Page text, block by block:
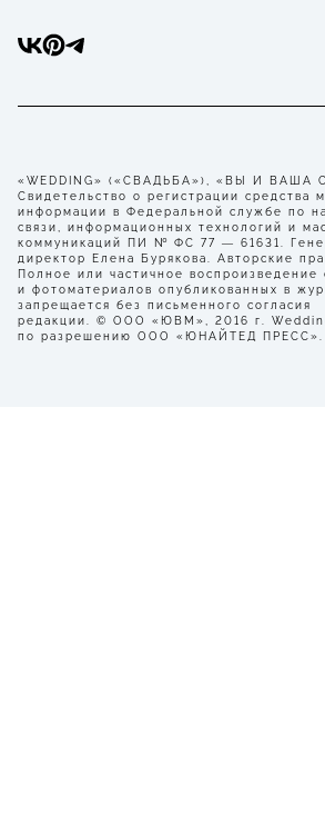
«WEDDING» («СВАДЬБА»), «ВЫ И ВАША
Свидетельство о регистрации средства
информации в Федеральной службе по
связи, информационных технологий и
коммуникаций ПИ № ФС 77 — 61631.
директор Елена Бурякова. Авторские
Полное или частичное воспроизведение
и фотоматериалов опубликованных в
запрещается без письменного согласия
редакции. © ООО «ЮВМ», 2016 г.
по разрешению ООО «ЮНАЙТЕД ПРЕСС».